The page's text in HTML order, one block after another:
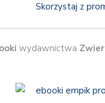
Skorzystaj z
wydawnictwa